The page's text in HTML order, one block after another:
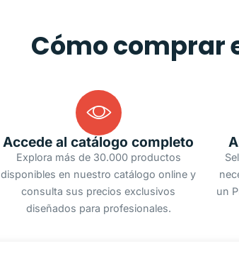
Cómo comprar
Accede al catálogo completo
Explora más de 30.000 productos
disponibles en nuestro catálogo online y
consulta sus precios exclusivos
diseñados para profesionales.
un